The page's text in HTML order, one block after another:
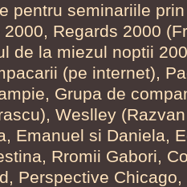
pentru seminariile
Regards 2000
de la miezul noptii
(pe internet),
Grupa de
Weslley
Emanuel si Daniela,
Rromii Gabori,
Perspective